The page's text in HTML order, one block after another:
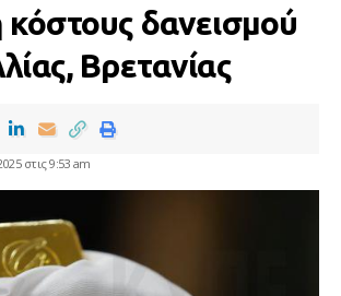
κόστους δανεισμού
Βρετανίας
στις 9:53 am